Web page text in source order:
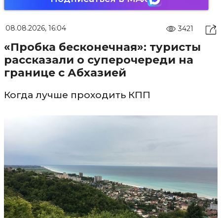
08.08.2026, 16:04 3421
«Пробка бесконечная»: туристы
рассказали о суперочереди на
границе с Абхазией
Когда лучше проходить КПП